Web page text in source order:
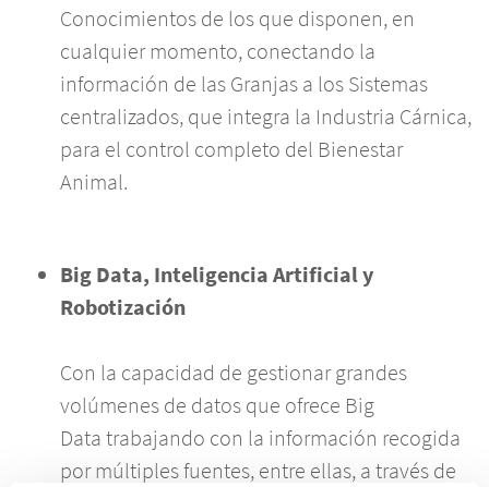
Conocimientos de los que disponen, en
cualquier momento, conectando la
información de las Granjas a los Sistemas
centralizados, que integra la Industria Cárnica,
para el control completo del Bienestar
Animal.
Big Data, Inteligencia Artificial y
Robotización
Con la capacidad de gestionar grandes
volúmenes de datos que ofrece Big
Data trabajando con la información recogida
por múltiples fuentes, entre ellas, a través de